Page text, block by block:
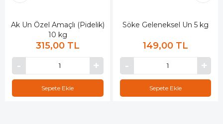
Ak Un Özel Amaçlı (Pidelik)
10 kg
315,00 TL
Sepete Ekle
Söke Geleneksel Un 5 kg
149,00 TL
Sepete Ekle